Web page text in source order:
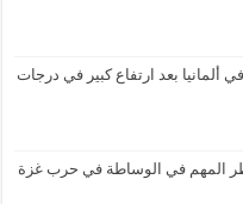
بعد ارتفاع كبير في درجات
قطر المهم في الوساطة في حرب غزة